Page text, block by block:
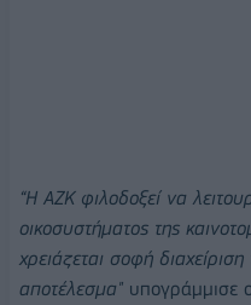
“Η ΑΖΚ φιλοδοξεί να
οικοσυστήματος της
χρειάζεται σοφή
αποτέλεσμα" υπογράμμισε